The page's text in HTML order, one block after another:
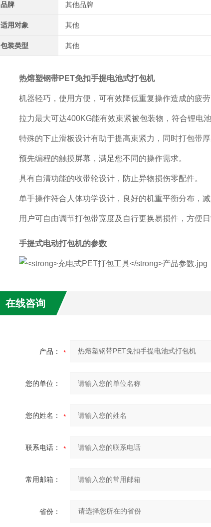
品牌 其他品牌
适用对象 其他
包装类型 其他
热熔塑钢带PET免扣手提电池式打包机
机器轻巧，使用方便，可有效降低重复操作造成的疲劳
拉力最大可达400KG能有效束紧被包装物，符合锂电
特殊的下止滑板设计有助于提高束紧力，同时打包带厚
预先编程的触摸屏幕，满足您不同的操作需求。
具有自清功能的收带轮设计，防止异物损伤零配件。
单手操作符合人体功学设计，良好的机重平衡分布，
用户可自由调节打包带宽度及自行更换易损件，方便日
手提式电动打包机的参数
在线咨询
产品：
您的单位：
您的姓名：
联系电话：
常用邮箱：
省份：